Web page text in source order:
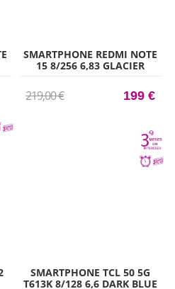
SMARTPHONE REDMI NOTE
15 8/256 6,83 GLACIER
219,00 € 199 €
SMARTPHONE TCL 50 5G
T613K 8/128 6,6 DARK BLUE